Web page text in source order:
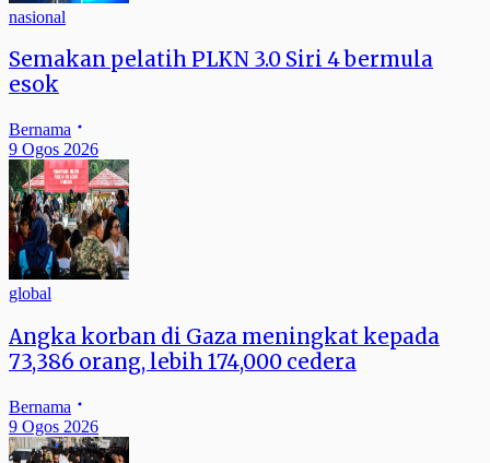
nasional
Semakan pelatih PLKN 3.0 Siri 4 bermula
esok
Bernama
9 Ogos 2026
global
Angka korban di Gaza meningkat kepada
73,386 orang, lebih 174,000 cedera
Bernama
9 Ogos 2026